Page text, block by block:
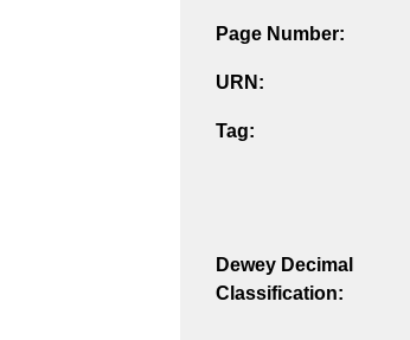
Page Number:
URN:
Tag:
Dewey Decimal
Classification: